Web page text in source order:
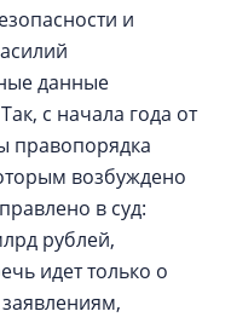
и
данные
с начала года от
правопорядка
возбуждено
в суд:
рублей,
идет только о